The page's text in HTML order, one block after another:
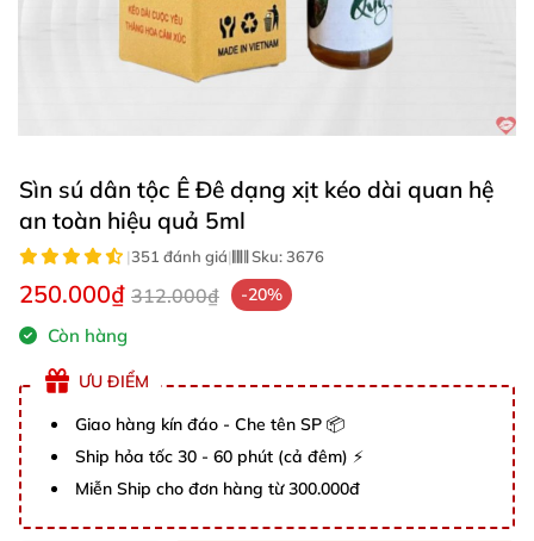
Sìn sú dân tộc Ê Đê dạng xịt kéo dài quan hệ
an toàn hiệu quả 5ml
|351 đánh giá| Sku:3676
250.000₫ 312.000₫ -20%
Còn hàng
ƯU ĐIỂM
Giao hàng kín đáo - Che tên SP 📦
Ship hỏa tốc 30 - 60 phút (cả đêm) ⚡
Miễn Ship cho đơn hàng từ 300.000đ